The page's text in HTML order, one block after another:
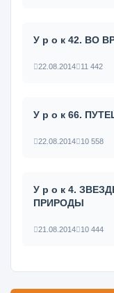
У р о к 42. ВО
22.08.2014 11 442
У р о к 66.
22.08.2014 10 558
У р о к 4.
ПРИРОДЫ
21.08.2014 10 444